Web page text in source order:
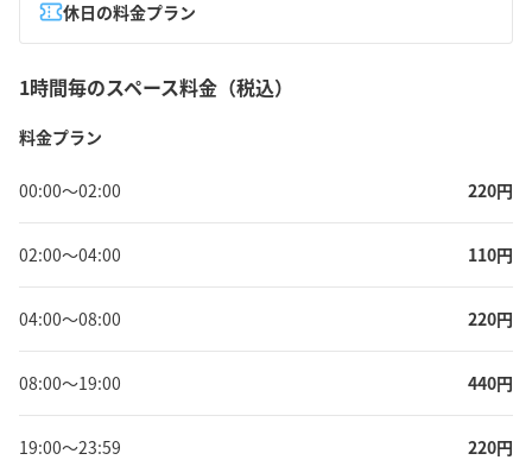
休日の料金プラン
1時間毎のスペース料金（税込）
料金プラン
00:00〜02:00 220円
02:00〜04:00 110円
04:00〜08:00 220円
08:00〜19:00 440円
19:00〜23:59 220円